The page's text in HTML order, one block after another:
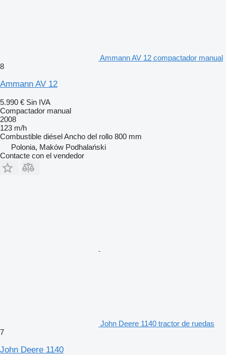
Ammann AV 12 compactador manual
8
Ammann AV 12
5.990 € Sin IVA
Compactador manual
2008
123 m/h
Combustible diéselAncho del rollo 800 mm
Polonia, Maków Podhalański
Contacte con el vendedor
John Deere 1140 tractor de ruedas
7
John Deere 1140